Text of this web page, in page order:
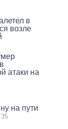
в
возле
атаки на
на пути